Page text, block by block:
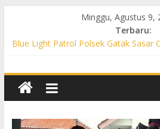
Minggu, Agustus 9,
Terbaru:
Blue Light Patrol Polsek Gatak Sasar
Permukiman, Antisipasi 3C dan
Patroli KRYD Polsek Baki Sisir Titik
Patroli Blue Light Polsek Nguter